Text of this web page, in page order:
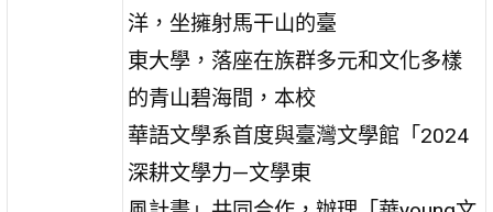
洋，坐擁射馬干山的臺
東大學，落座在族群多元和文化多樣
的青山碧海間，本校
華語文學系首度與臺灣文學館「2024
深耕文學力—文學東